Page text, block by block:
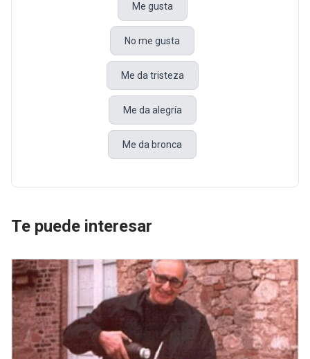
Me gusta
No me gusta
Me da tristeza
Me da alegría
Me da bronca
Te puede interesar